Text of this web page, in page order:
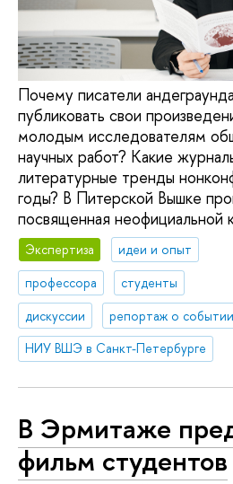
Почему писатели
публиковать свои
молодым исследователям
научных работ? Какие
литературные тренды
годы? В Питерской Вышке
посвященная неофициальной
Экспертиза
идеи и опыт
профессора
студенты
дискуссии
репортаж о событии
НИУ ВШЭ в Санкт-Петербурге
В Эрмитаже
фильм студентов